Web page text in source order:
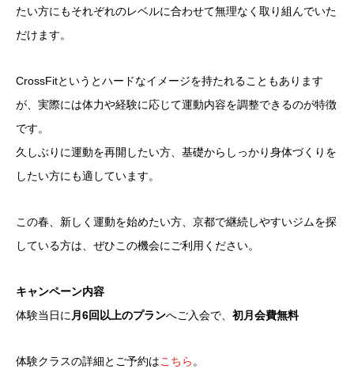
たい方にもそれぞれのレベルに合わせて無理なく取り組んでいた
だけます。
CrossFitというとハードなイメージを持たれることもあります
が、実際には体力や経験に応じて運動内容を調整できるのが特徴
です。
久しぶりに運動を再開したい方、基礎からしっかり身体づくりを
したい方にも適しています。
この春、新しく運動を始めたい方、京都で継続しやすいジムを探
している方は、ぜひこの機会にご利用ください。
キャンペーン内容
体験当日に 月6回以上のプランへご入会で、 初月会費無料
体験クラスの詳細とご予約はこちら 。